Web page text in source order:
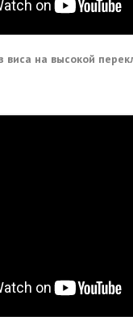
виса на высокой